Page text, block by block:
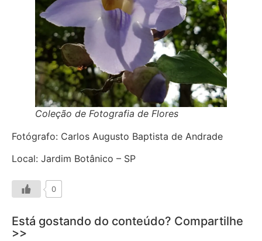
Coleção de Fotografia de Flores
Fotógrafo: Carlos Augusto Baptista de Andrade
Local: Jardim Botânico – SP
0
Está gostando do conteúdo? Compartilhe
>>